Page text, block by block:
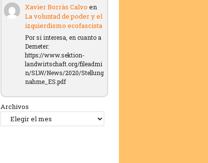
Xavier Borràs Calvo en
La voluntad de poder y el
izquierdismo ecofascista
Por si interesa, en cuanto a
Demeter:
https://www.sektion-
landwirtschaft.org/fileadmi
n/SLW/News/2020/Stellung
nahme_ES.pdf
Archivos